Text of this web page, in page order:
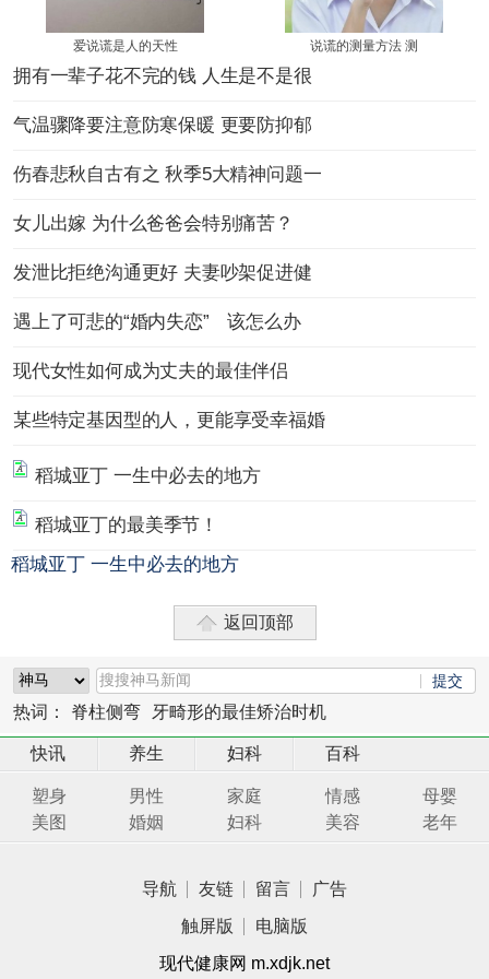
爱说谎是人的天性 说谎的测量方法 测
拥有一辈子花不完的钱 人生是不是很
气温骤降要注意防寒保暖 更要防抑郁
伤春悲秋自古有之 秋季5大精神问题一
女儿出嫁 为什么爸爸会特别痛苦？
发泄比拒绝沟通更好 夫妻吵架促进健
遇上了可悲的“婚内失恋” 该怎么办
现代女性如何成为丈夫的最佳伴侣
某些特定基因型的人，更能享受幸福婚
稻城亚丁 一生中必去的地方
稻城亚丁的最美季节！
稻城亚丁 一生中必去的地方
返回顶部
热词： 脊柱侧弯 牙畸形的最佳矫治时机
快讯 养生 妇科 百科
塑身 男性 家庭 情感
母婴
美图
婚姻 妇科 美容 老年
导航 友链 留言
广告
触屏版
电脑版
现代健康网 m.xdjk.net